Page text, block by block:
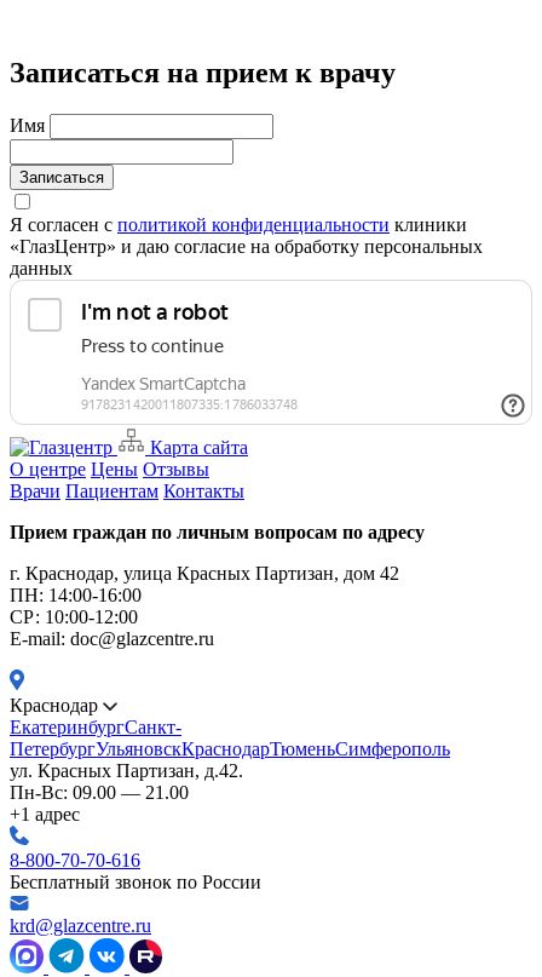
Записаться на прием к врачу
Имя
Записаться
Я согласен с политикой конфиденциальности клиники
«ГлазЦентр» и даю согласие на обработку персональных
данных
Карта сайта
О центре Цены Отзывы
Врачи Пациентам Контакты
Прием граждан по личным вопросам по адресу
г. Краснодар, улица Красных Партизан, дом 42
ПН: 14:00-16:00
CР: 10:00-12:00
E-mail: doc@glazcentre.ru
Краснодар
ЕкатеринбургСанкт-
ПетербургУльяновскКраснодарТюменьСимферополь
ул. Красных Партизан, д.42.
Пн-Вс: 09.00 — 21.00
+1 адрес
8-800-70-70-616
Бесплатный звонок по России
krd@glazcentre.ru